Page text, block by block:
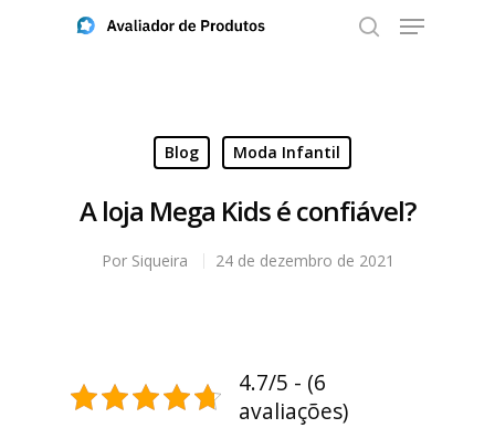
Aperte ENTER para buscar ou ESC para fechar
Blog Moda Infantil
A loja Mega Kids é confiável?
Por Siqueira 24 de dezembro de 2021
4.7/5 - (6
avaliações)